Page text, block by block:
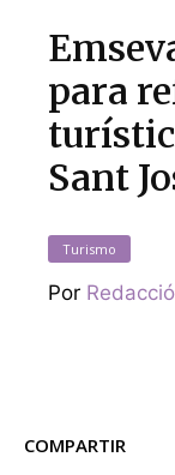
para
Sant
Turismo
Por
COMPARTIR